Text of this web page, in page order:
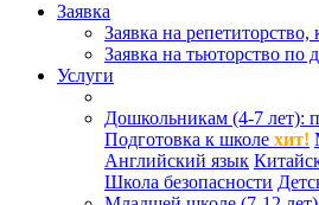
Заявка
Заявка на
Заявка на тьюторство
Услуги
Дошкольникам (4-7 лет):
Подготовка к школе хит!
Английский язык
Школа безопасности